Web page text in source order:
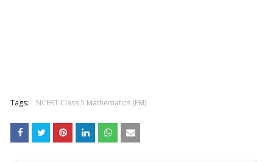
Tags: NCERT Class 5 Mathematics (EM)